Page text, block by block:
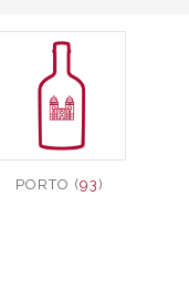
PORTO (93)